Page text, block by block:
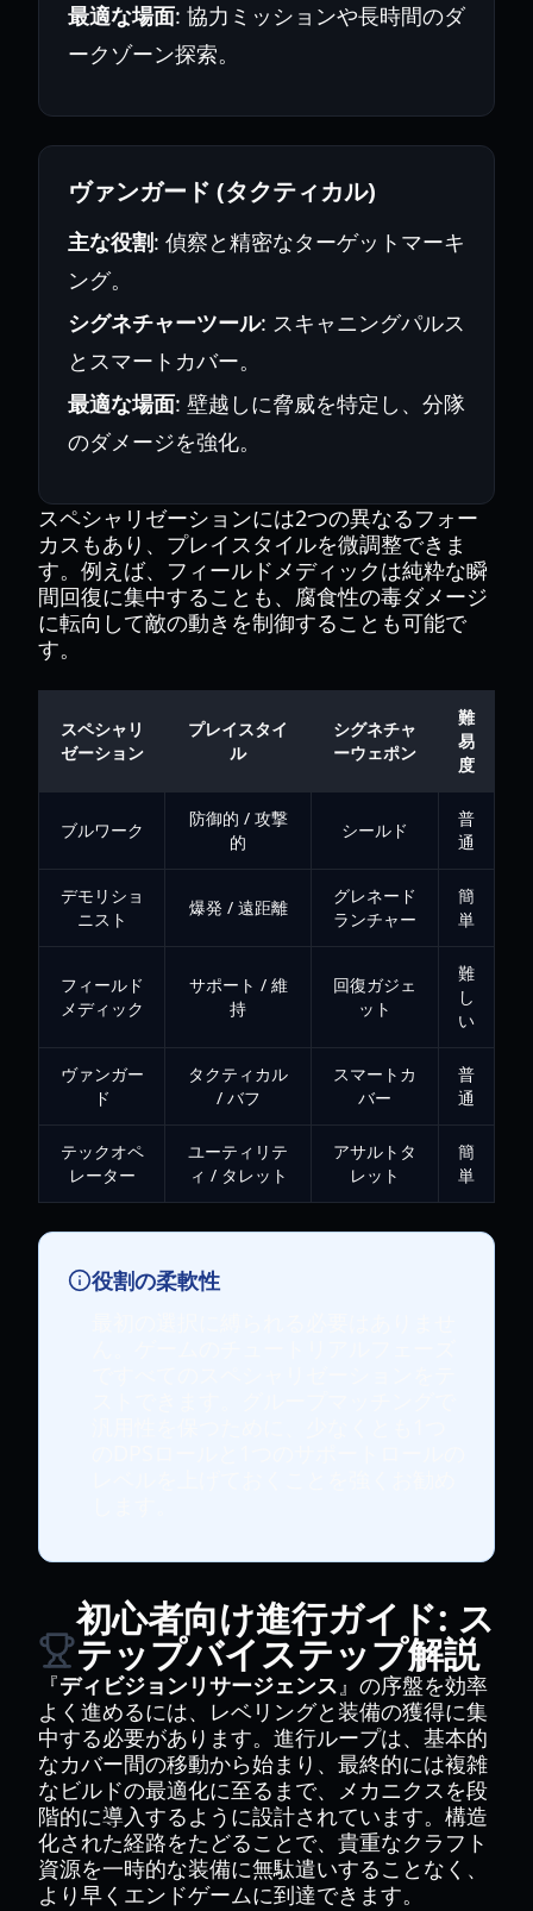
最適な場面: 協力ミッションや長時間のダ
ークゾーン探索。
ヴァンガード (タクティカル)
主な役割: 偵察と精密なターゲットマーキ
ング。
シグネチャーツール: スキャニングパルス
とスマートカバー。
最適な場面: 壁越しに脅威を特定し、分隊
のダメージを強化。
スペシャリゼーションには2つの異なるフォー
カスもあり、プレイスタイルを微調整できま
す。例えば、フィールドメディックは純粋な瞬
間回復に集中することも、腐食性の毒ダメージ
に転向して敵の動きを制御することも可能で
す。
スペシャリ
ゼーション
プレイスタイ
ル
シグネチャ
ーウェポン
難
易
度
ブルワーク
防御的 / 攻撃
的
シールド
普
通
デモリショ
ニスト
爆発 / 遠距離
グレネード
ランチャー
簡
単
フィールド
メディック
サポート / 維
持
回復ガジェ
ット
難
し
い
ヴァンガー
ド
タクティカル
/ バフ
スマートカ
バー
普
通
テックオペ
レーター
ユーティリテ
ィ / タレット
アサルトタ
レット
簡
単
役割の柔軟性
初心者向け進行ガイド: ス
テップバイステップ解説
『ディビジョンリサージェンス』の序盤を効率
よく進めるには、レベリングと装備の獲得に集
中する必要があります。進行ループは、基本的
なカバー間の移動から始まり、最終的には複雑
なビルドの最適化に至るまで、メカニクスを段
階的に導入するように設計されています。構造
化された経路をたどることで、貴重なクラフト
資源を一時的な装備に無駄遣いすることなく、
より早くエンドゲームに到達できます。